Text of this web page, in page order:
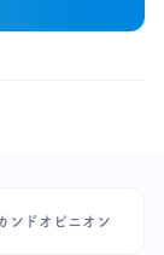
ンドオピニオン